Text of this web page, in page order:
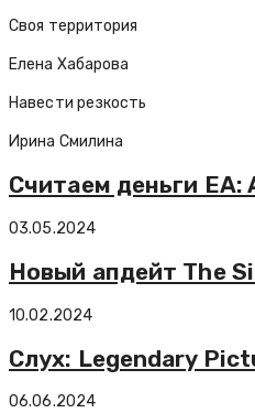
Своя территория
Елена Хабарова
Навести резкость
Ирина Смилина
Считаем деньги
03.05.2024
Новый апдейт The
10.02.2024
Слух: Legendary
06.06.2024